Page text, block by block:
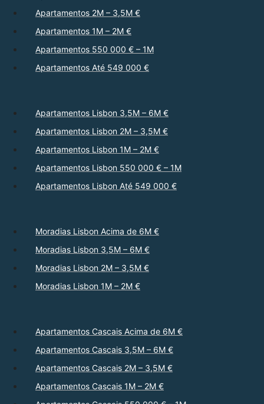
Apartamentos 2M – 3,5M €
Apartamentos 1M – 2M €
Apartamentos 550 000 € – 1M
Apartamentos Até 549 000 €
Apartamentos Lisbon 3,5M – 6M €
Apartamentos Lisbon 2M – 3,5M €
Apartamentos Lisbon 1M – 2M €
Apartamentos Lisbon 550 000 € – 1M
Apartamentos Lisbon Até 549 000 €
Moradias Lisbon Acima de 6M €
Moradias Lisbon 3,5M – 6M €
Moradias Lisbon 2M – 3,5M €
Moradias Lisbon 1M – 2M €
Apartamentos Cascais Acima de 6M €
Apartamentos Cascais 3,5M – 6M €
Apartamentos Cascais 2M – 3,5M €
Apartamentos Cascais 1M – 2M €